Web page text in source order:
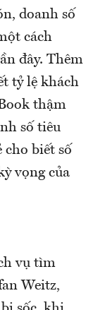
doanh số
cách
đây. Thêm
tỷ lệ khách
thậm
số tiêu
cho biết số
vọng của
vụ tìm
Weitz,